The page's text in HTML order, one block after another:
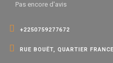
Pas encore d'avis
+2250759277672
RUE BOUËT, QUARTIER